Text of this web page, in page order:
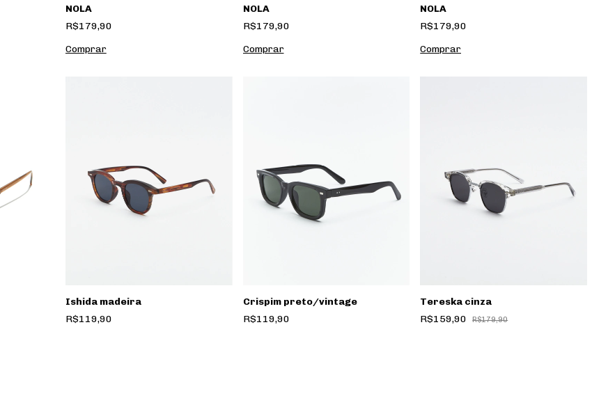
NOLA
R$179,90
NOLA
R$179,90
NOLA
R$179,90
Ishida madeira
R$119,90
Crispim preto/vintage
R$119,90
Tereska cinza
R$159,90
R$179,90